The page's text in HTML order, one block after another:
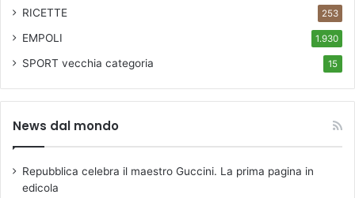
o
n
l
a
c
e
l
RICETTE 253
EMPOLI 1.930
SPORT vecchia categoria 15
News dal mondo
Repubblica celebra il maestro Guccini. La prima pagina in
edicola